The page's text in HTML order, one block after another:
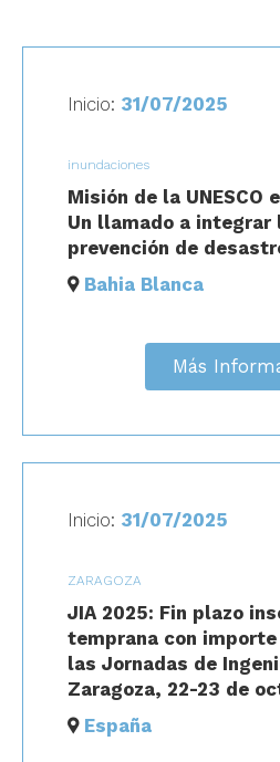
Inicio: 31/07/2025
inundaciones
Misión de la UNESCO
Un llamado a integrar
prevención de
Bahia Blanca
Más
Inicio: 31/07/2025
ZARAGOZA
JIA 2025: Fin plazo
temprana con
las Jornadas de
Zaragoza, 22-23 de
Recibidos
España